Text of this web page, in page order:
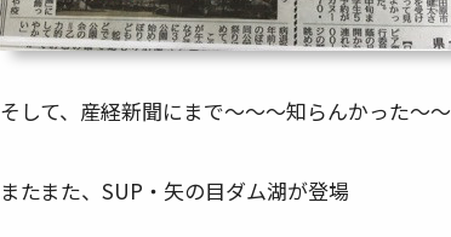
そして、産経新聞にまで～～～知らんかった～～
またまた、SUP・矢の目ダム湖が登場